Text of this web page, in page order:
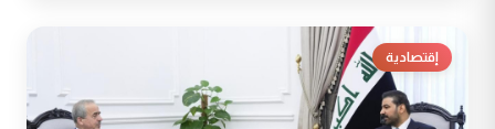
إقتصادية